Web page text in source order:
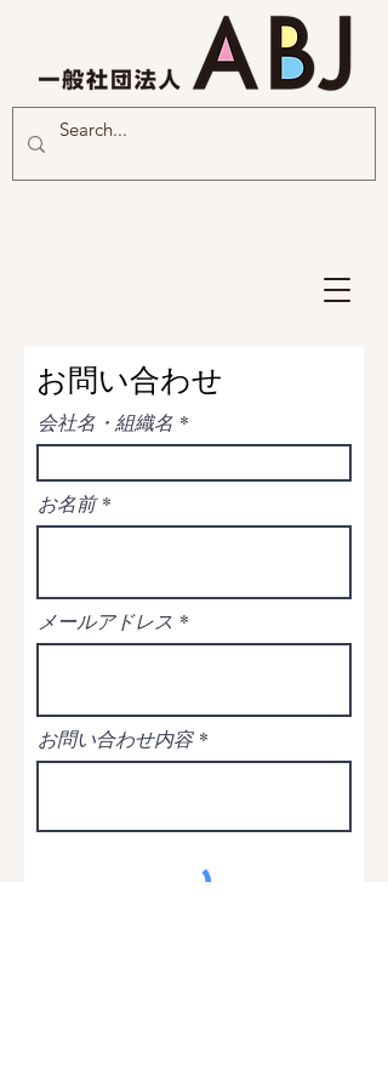
お問い合わせ
会社名・組織名
お名前
メールアドレス
お問い合わせ内容